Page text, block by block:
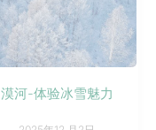
漠河-体验冰雪魅力